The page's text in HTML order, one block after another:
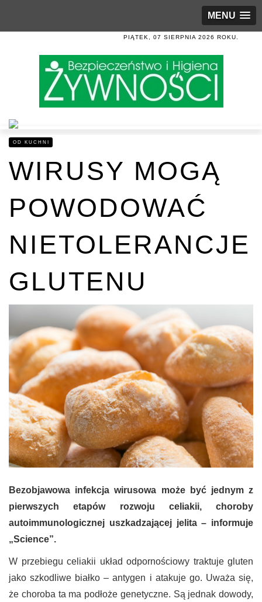
MENU
PIĄTEK, 07 SIERPNIA 2026 ROKU.
OD KUCHNI
WIRUSY MOGĄ
POWODOWAĆ
NIETOLERANCJE
GLUTENU
Bezobjawowa infekcja wirusowa może być jednym z
pierwszych etapów rozwoju celiakii, choroby
autoimmunologicznej uszkadzającej jelita – informuje
„Science”.
W przebiegu celiakii układ odpornościowy traktuje gluten
jako szkodliwe białko – antygen i atakuje go. Uważa się,
że choroba ta ma podłoże genetyczne. Są jednak dowody,